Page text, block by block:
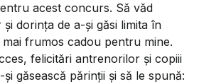
acest concurs. Să văd
dorința de a-și găsi limita în
frumos cadou pentru mine.
felicitări antrenorilor și copiii
găsească părinții și să le spună: